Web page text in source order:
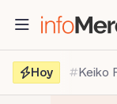
contenido
Hoy
Keiko